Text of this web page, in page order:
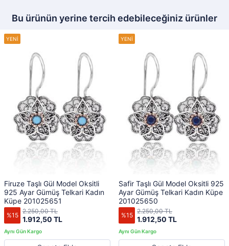
Bu ürünün yerine tercih edebileceğiniz ürünler
Firuze Taşlı Gül Model Oksitli
925 Ayar Gümüş Telkari Kadın
Küpe 201025651
%15 1.912,50 TL
2.250,00 TL
Safir Taşlı Gül Model Oksitli 925
Ayar Gümüş Telkari Kadın Küpe
201025650
%15 1.912,50 TL
2.250,00 TL